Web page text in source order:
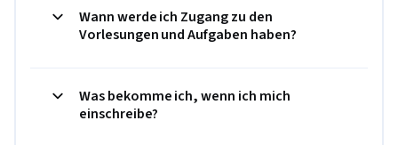
Wann werde ich Zugang zu den
Vorlesungen und Aufgaben haben?
Was bekomme ich, wenn ich mich
einschreibe?